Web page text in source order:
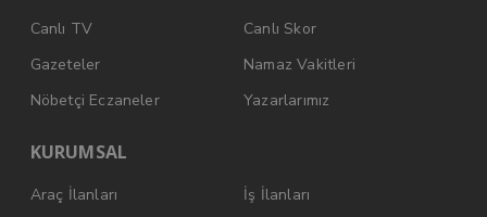
Canlı TV
Canlı Skor
Gazeteler
Namaz Vakitleri
Nöbetçi Eczaneler
Yazarlarımız
KURUMSAL
Araç İlanları İş İlanları